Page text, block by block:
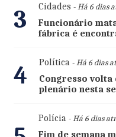
3 Cidades - Há 6 dias
Funcionário
fábrica é
4 Política- Há 6 dias
Congresso volta
plenário nesta
Polícia- Há 6 dias
Fim de semana